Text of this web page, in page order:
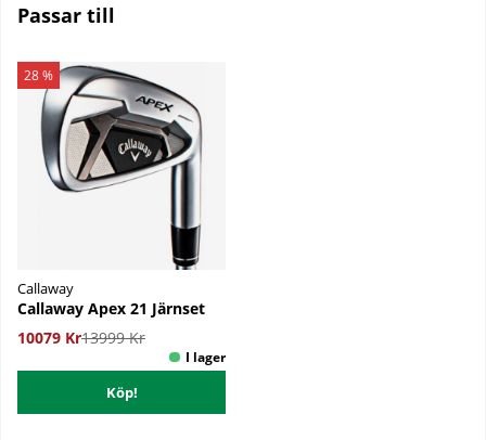
Passar till
28 %
Callaway
Callaway Apex 21 Järnset
10079 Kr13999 Kr
Köp!